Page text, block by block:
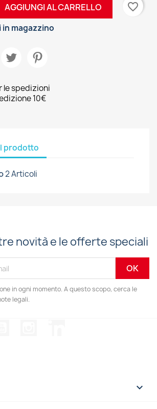
AGGIUNGI AL CARRELLO
favorite_border
magazzino
le spedizioni
10€
prodotto
2 Articoli
novità e le offerte speciali
in ogni momento. A questo scopo, cerca le
legali.
